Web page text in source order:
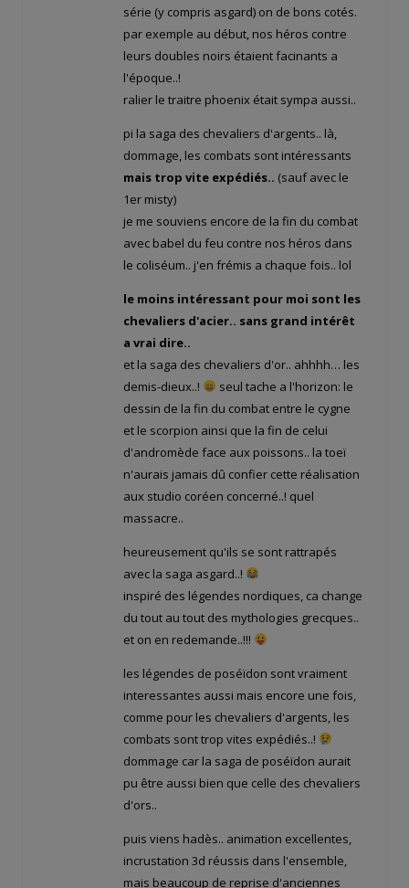
série (y compris asgard) on de bons cotés.
par exemple au début, nos héros contre
leurs doubles noirs étaient facinants a
l'époque..!
ralier le traitre phoenix était sympa aussi..
pi la saga des chevaliers d'argents.. là,
dommage, les combats sont intéressants
mais trop vite expédiés.. (sauf avec le
1er misty)
je me souviens encore de la fin du combat
avec babel du feu contre nos héros dans
le coliséum.. j'en frémis a chaque fois.. lol
le moins intéressant pour moi sont les
chevaliers d'acier.. sans grand intérêt
a vrai dire..
et la saga des chevaliers d'or.. ahhhh… les
demis-dieux..!
seul tache a l'horizon: le
dessin de la fin du combat entre le cygne
et le scorpion ainsi que la fin de celui
d'andromède face aux poissons.. la toeï
n'aurais jamais dû confier cette réalisation
aux studio coréen concerné..! quel
massacre..
heureusement qu'ils se sont rattrapés
avec la saga asgard..!
inspiré des légendes nordiques, ca change
du tout au tout des mythologies grecques..
et on en redemande..!!!
les légendes de poséïdon sont vraiment
interessantes aussi mais encore une fois,
comme pour les chevaliers d'argents, les
combats sont trop vites expédiés..!
dommage car la saga de poséïdon aurait
pu être aussi bien que celle des chevaliers
d'ors..
puis viens hadès.. animation excellentes,
incrustation 3d réussis dans l'ensemble,
mais beaucoup de reprise d'anciennes